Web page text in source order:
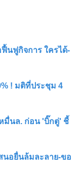
นฟูกิจการ ใครได้-
! มติที่ประชุม 4
มื่นล. ก่อน 'บิ๊กตู่' ชี้
นอยื่นล้มละลาย-ขอ